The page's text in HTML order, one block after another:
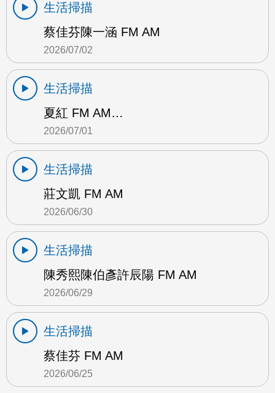
生活掃描
蔡佳芬陳一涵 FM AM
2026/07/02
生活掃描
夏紅 FM AM…
2026/07/01
生活掃描
莊文凱 FM AM
2026/06/30
生活掃描
陳秀熙陳伯彥許辰陽 FM AM
2026/06/29
生活掃描
蔡佳芬 FM AM
2026/06/25